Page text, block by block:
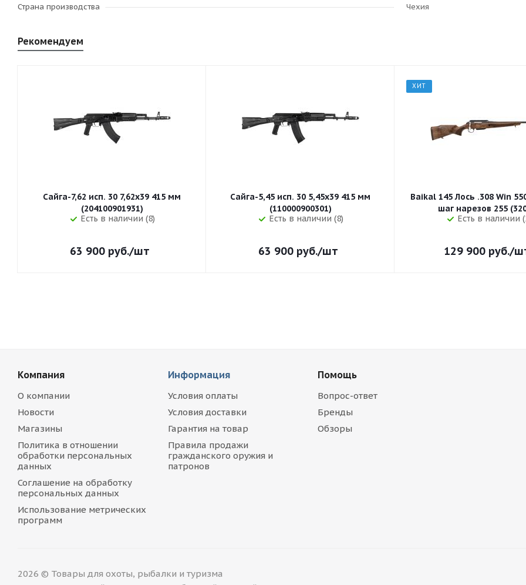
Страна производства
Чехия
Рекомендуем
Сайга-7,62 исп. 30 7,62x39 415 мм
(204100901931)
Есть в наличии (8)
63 900 руб./шт
Сайга-5,45 исп. 30 5,45x39 415 мм
(110000900301)
Есть в наличии (8)
63 900 руб./шт
ХИТ
Baikal 145 Лось .308 Win
шаг
Есть в наличии
129 900руб./
Компания
О компании
Новости
Магазины
Политика в отношении
обработки персональных
данных
Соглашение на обработку
персональных данных
Использование метрических
программ
Информация
Условия оплаты
Условия доставки
Гарантия на товар
Правила продажи
гражданского оружия и
патронов
Помощь
Вопрос-ответ
Бренды
Обзоры
2026 © Товары для охоты, рыбалки и туризма